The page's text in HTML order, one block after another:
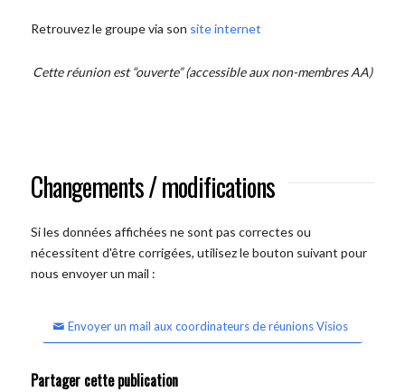
Retrouvez le groupe via son site internet
Cette réunion est “ouverte” (accessible aux non-membres AA)
Changements / modifications
Si les données affichées ne sont pas correctes ou
nécessitent d'être corrigées, utilisez le bouton suivant pour
nous envoyer un mail :
Envoyer un mail aux coordinateurs de réunions Visios
Partager cette publication